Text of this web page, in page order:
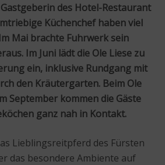
des Hotel-Restaurant
Küchenchef haben viel
Mai brachte Fuhrwerk sein
Im Juni lädt die Ole Liese zu
ein, inklusive Rundgang mit
den Kräutergarten. Beim Ole
September kommen die Gäste
ganz nah in Kontakt.
Lieblingsreitpferd des Fürsten
das besondere Ambiente auf